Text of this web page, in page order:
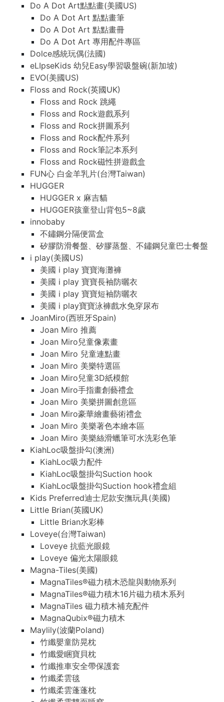
Do A Dot Art點點畫(美國US)
Do A Dot Art 點點畫筆
Do A Dot Art 點點畫冊
Do A Dot Art 專用配件專區
Dolce感統玩偶(法國)
eLIpseKids 幼兒Easy學習吸盤碗(新加坡)
EVO(美國US)
Floss and Rock(英國UK)
Floss and Rock 跳繩
Floss and Rock遊戲系列
Floss and Rock拼圖系列
Floss and Rock配件系列
Floss and Rock筆記本系列
Floss and Rock磁性拼遊戲盒
FUN心 白金羊乳片(台灣Taiwan)
HUGGER
HUGGER x 麻吉貓
HUGGER孩童登山背包5~8歲
innobaby
不鏽鋼分隔便當盒
矽膠防滑餐盤、矽膠蒸盤、不鏽鋼兒童巴士餐盤
i play(美國US)
美國 i play 寶寶海灘褲
美國 i play 寶寶長袖防曬衣
美國 i play 寶寶短袖防曬衣
美國 i play寶寶泳褲戲水免穿尿布
JoanMiro(西班牙Spain)
Joan Miro 推薦
Joan Miro兒童像素畫
Joan Miro 兒童連點畫
Joan Miro 美樂特選區
Joan Miro兒童3D紙模館
Joan Miro手指畫創藝禮盒
Joan Miro 美樂拼圖創意區
Joan Miro豪華繪畫藝術禮盒
Joan Miro 美樂著色本繪本區
Joan Miro 美樂絲滑蠟筆可水洗彩色筆
KiahLoc吸盤掛勾(澳洲)
KiahLoc吸力配件
KiahLoc吸盤掛勾Suction hook
KiahLoc吸盤掛勾Suction hook禮盒組
Kids Preferred迪士尼款安撫玩具(美國)
Little Brian(英國UK)
Little Brian水彩棒
Loveye(台灣Taiwan)
Loveye 抗藍光眼鏡
Loveye 偏光太陽眼鏡
Magna-Tiles(美國)
MagnaTiles®磁力積木恐龍與動物系列
MagnaTiles®磁力積木16片磁力積木系列
MagnaTiles 磁力積木補充配件
MagnaQubix®磁力積木
Maylily(波蘭Poland)
竹纖嬰童防晃枕
竹纖愛睏寶貝枕
竹纖推車安全帶保護套
竹纖柔雲毯
竹纖柔雲蓬蓬枕